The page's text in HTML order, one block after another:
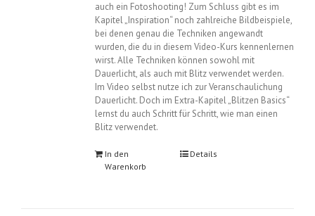
auch ein Fotoshooting! Zum Schluss gibt es im
Kapitel „Inspiration“ noch zahlreiche Bildbeispiele,
bei denen genau die Techniken angewandt
wurden, die du in diesem Video-Kurs kennenlernen
wirst. Alle Techniken können sowohl mit
Dauerlicht, als auch mit Blitz verwendet werden.
Im Video selbst nutze ich zur Veranschaulichung
Dauerlicht. Doch im Extra-Kapitel „Blitzen Basics“
lernst du auch Schritt für Schritt, wie man einen
Blitz verwendet.
In den
Warenkorb
Details